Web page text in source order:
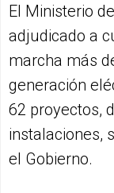
El Ministerio
adjudicado a
marcha más
generación
62 proyectos,
instalaciones,
el Gobierno.